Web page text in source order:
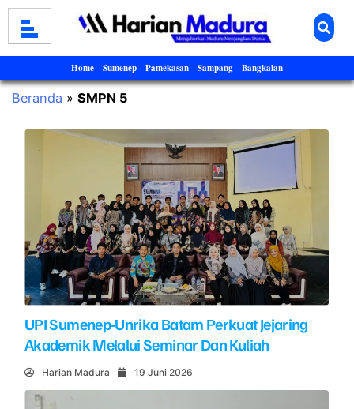
Home Sumenep Pamekasan Sampang Bangkalan
Beranda » SMPN 5
UPI Sumenep-Unrika Batam Perkuat Jejaring
Akademik Melalui Seminar Dan Kuliah
Harian Madura 19 Juni 2026